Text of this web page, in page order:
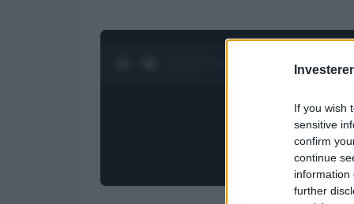
If you wish
sensitive
confirm
continue
information
further
1